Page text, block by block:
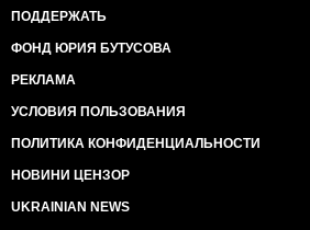
ПОДДЕРЖАТЬ
ФОНД ЮРИЯ БУТУСОВА
РЕКЛАМА
УСЛОВИЯ ПОЛЬЗОВАНИЯ
ПОЛИТИКА КОНФИДЕНЦИАЛЬНОСТИ
НОВИНИ ЦЕНЗОР
UKRAINIAN NEWS